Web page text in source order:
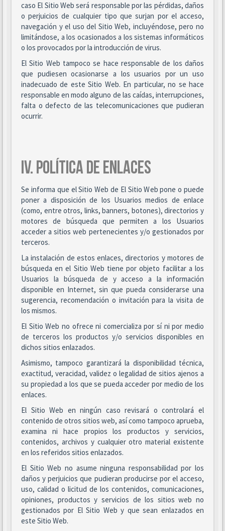
caso El Sitio Web será responsable por las pérdidas, daños
o perjuicios de cualquier tipo que surjan por el acceso,
navegación y el uso del Sitio Web, incluyéndose, pero no
limitándose, a los ocasionados a los sistemas informáticos
o los provocados por la introducción de virus.
El Sitio Web tampoco se hace responsable de los daños
que pudiesen ocasionarse a los usuarios por un uso
inadecuado de este Sitio Web. En particular, no se hace
responsable en modo alguno de las caídas, interrupciones,
falta o defecto de las telecomunicaciones que pudieran
ocurrir.
IV. POLÍTICA DE ENLACES
Se informa que el Sitio Web de El Sitio Web pone o puede
poner a disposición de los Usuarios medios de enlace
(como, entre otros, links, banners, botones), directorios y
motores de búsqueda que permiten a los Usuarios
acceder a sitios web pertenecientes y/o gestionados por
terceros.
La instalación de estos enlaces, directorios y motores de
búsqueda en el Sitio Web tiene por objeto facilitar a los
Usuarios la búsqueda de y acceso a la información
disponible en Internet, sin que pueda considerarse una
sugerencia, recomendación o invitación para la visita de
los mismos.
El Sitio Web no ofrece ni comercializa por sí ni por medio
de terceros los productos y/o servicios disponibles en
dichos sitios enlazados.
Asimismo, tampoco garantizará la disponibilidad técnica,
exactitud, veracidad, validez o legalidad de sitios ajenos a
su propiedad a los que se pueda acceder por medio de los
enlaces.
El Sitio Web en ningún caso revisará o controlará el
contenido de otros sitios web, así como tampoco aprueba,
examina ni hace propios los productos y servicios,
contenidos, archivos y cualquier otro material existente
en los referidos sitios enlazados.
El Sitio Web no asume ninguna responsabilidad por los
daños y perjuicios que pudieran producirse por el acceso,
uso, calidad o licitud de los contenidos, comunicaciones,
opiniones, productos y servicios de los sitios web no
gestionados por El Sitio Web y que sean enlazados en
este Sitio Web.